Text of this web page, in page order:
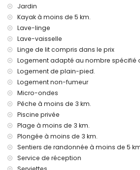
Équipements et services inclus dans
villa
internet (WiFi)
aspirateur et fer et planche à
linge de lit et serviettes de toilette
service de réception et service
chauffage par air et climatisation
Équipements et services à supplément
service aéroport
lit supplémentaire et lit/couchette
demande)
Activités de divertissement et de
à Jávea, Costa Blanca
discothèque, bar, promenade (El
Jardin
Kayak à moins de 5 km.
Lave-linge
Lave-vaisselle
Linge de lit compris dans le prix
Logement adapté au nombre spécifié
Logement de plain-pied.
Logement non-fumeur
Micro-ondes
Pêche à moins de 3 km.
Piscine privée
Plage à moins de 3 km.
Plongée à moins de 3 km.
Sentiers de randonnée à moins de 5
Service de réception